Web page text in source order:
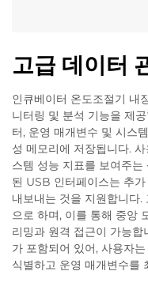
고급 데이터
인큐베이터 온도조절기 내
니터링 및 분석 기능을 제
터, 운영 매개변수 및 시스
성 메모리에 저장됩니다.
스템 성능 지표를 보여주
된 USB 인터페이스는 추
내보내는 것을 지원합니다
으로 하며, 이를 통해 중앙
리밍과 원격 접근이 가능
가 포함되어 있어, 사용자
식별하고 운영 매개변수를